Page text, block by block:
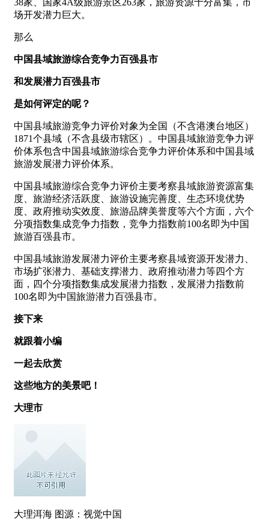
场开发潜力巨大。
那么
中国县域旅游综合竞争力百强县市
和发展潜力百强县市
是如何评定的呢？
中国县域旅游竞争力评价对象为全国（不含港澳台地区）
1871个县域（不含县级市辖区）。中国县域旅游竞争力评
价体系包含中国县域旅游综合竞争力评价体系和中国县域
旅游发展潜力评价体系。
中国县域旅游综合竞争力评价主要考察县域旅游资源富集
度、旅游经济活跃度、旅游设施完善度、生态环境优势
度、政府推动实效度、旅游品牌美誉度等六个方面，六个
分项指数集成竞争力指数，竞争力指数前100名即为中国
旅游百强县市。
中国县域旅游发展潜力评价主要考察县域资源开发潜力、
市场扩张潜力、基础支撑潜力、政府推动潜力等四个方
面，四个分项指数集成发展潜力指数，发展潜力指数前
100名即为中国旅游潜力百强县市。
接下来
就跟着小编
一起去欣赏
这些地方的美景吧！
大理市
大理洱海 图源：视觉中国